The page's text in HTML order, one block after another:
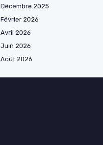
Décembre 2025
Février 2026
Avril 2026
Juin 2026
Août 2026